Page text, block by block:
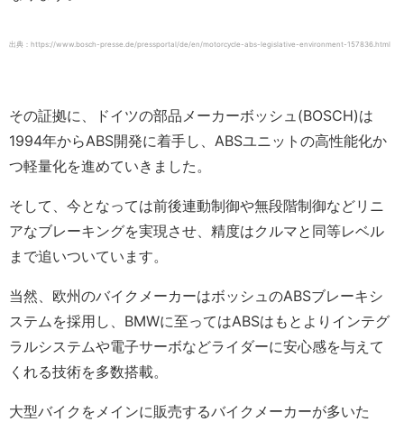
出典：https://www.bosch-presse.de/pressportal/de/en/motorcycle-abs-legislative-environment-157836.html
その証拠に、ドイツの部品メーカーボッシュ(BOSCH)は
1994年からABS開発に着手し、ABSユニットの高性能化か
つ軽量化を進めていきました。
そして、今となっては前後連動制御や無段階制御などリニ
アなブレーキングを実現させ、精度はクルマと同等レベル
まで追いついています。
当然、欧州のバイクメーカーはボッシュのABSブレーキシ
ステムを採用し、BMWに至ってはABSはもとよりインテグ
ラルシステムや電子サーボなどライダーに安心感を与えて
くれる技術を多数搭載。
大型バイクをメインに販売するバイクメーカーが多いた